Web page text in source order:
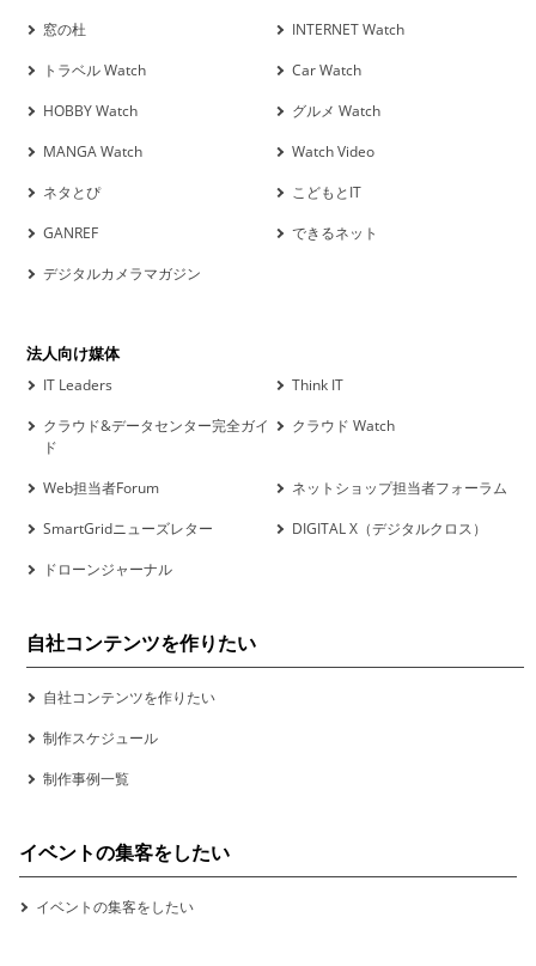
窓の杜
INTERNET Watch
トラベル Watch
Car Watch
HOBBY Watch
グルメ Watch
MANGA Watch
Watch Video
ネタとぴ
こどもとIT
GANREF
できるネット
デジタルカメラマガジン
法人向け媒体
IT Leaders
Think IT
クラウド&データセンター完全ガイ
ド
クラウド Watch
Web担当者Forum
ネットショップ担当者フォーラム
SmartGridニューズレター
DIGITAL X（デジタルクロス）
ドローンジャーナル
自社コンテンツを作りたい
自社コンテンツを作りたい
制作スケジュール
制作事例一覧
イベントの集客をしたい
イベントの集客をしたい